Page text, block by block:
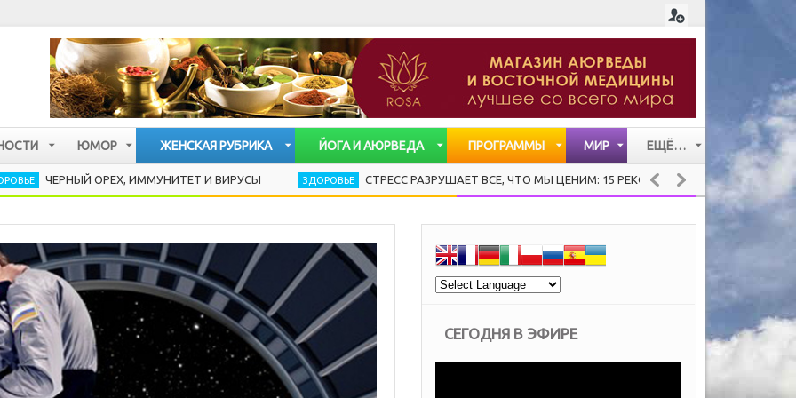
ЮМОР
ЖЕНСКАЯ РУБРИКА
ЙОГА И АЮРВЕДА
ПРОГРАММЫ МИР ЕЩЁ…
СТАТЬИ
ОРЕХ, ИММУНИТЕТ И ВИРУСЫ ЗДОРОВЬЕ СТРЕСС РАЗРУШАЕТ ВСЕ, ЧТО МЫ ЦЕНИМ: 15 РЕКОМЕНДАЦИЙ ХЕНДРИ ВЕЙСИНГЕРА
СЕГОДНЯ В ЭФИРЕ